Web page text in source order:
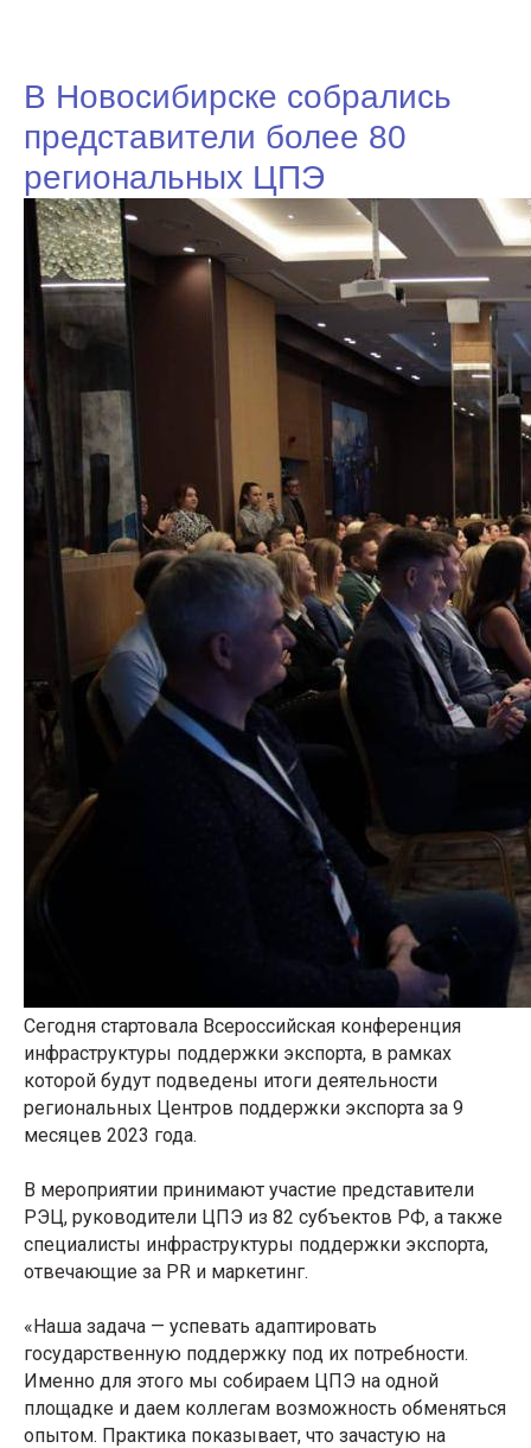
В Новосибирске собрались
представители более 80
региональных ЦПЭ
Сегодня стартовала Всероссийская конференция
инфраструктуры поддержки экспорта, в рамках
которой будут подведены итоги деятельности
региональных Центров поддержки экспорта за 9
месяцев 2023 года.
В мероприятии принимают участие представители
РЭЦ, руководители ЦПЭ из 82 субъектов РФ, а также
специалисты инфраструктуры поддержки экспорта,
отвечающие за PR и маркетинг.
«Наша задача — успевать адаптировать
государственную поддержку под их потребности.
Именно для этого мы собираем ЦПЭ на одной
площадке и даем коллегам возможность обменяться
опытом. Практика показывает, что зачастую на